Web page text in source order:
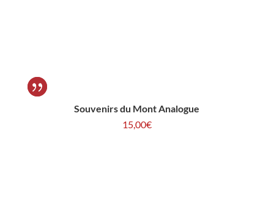
Souvenirs du Mont Analogue
15,00€